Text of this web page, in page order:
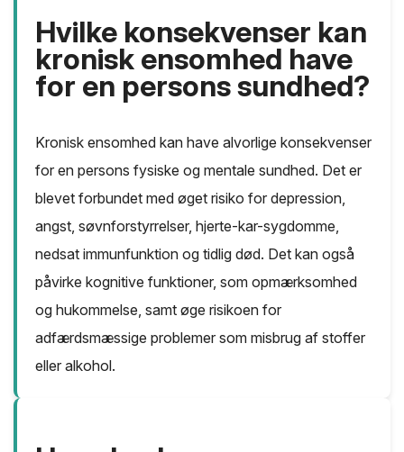
Hvilke konsekvenser kan
kronisk ensomhed have
for en persons sundhed?
Kronisk ensomhed kan have alvorlige konsekvenser
for en persons fysiske og mentale sundhed. Det er
blevet forbundet med øget risiko for depression,
angst, søvnforstyrrelser, hjerte-kar-sygdomme,
nedsat immunfunktion og tidlig død. Det kan også
påvirke kognitive funktioner, som opmærksomhed
og hukommelse, samt øge risikoen for
adfærdsmæssige problemer som misbrug af stoffer
eller alkohol.